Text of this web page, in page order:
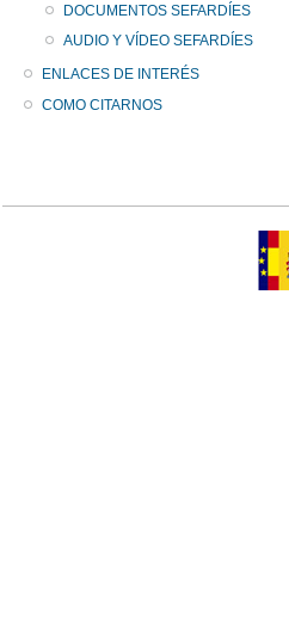
DOCUMENTOS SEFARDÍES
AUDIO Y VÍDEO SEFARDÍES
ENLACES DE INTERÉS
COMO CITARNOS